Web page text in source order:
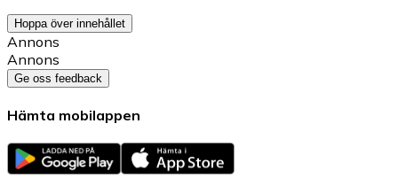
Hoppa över innehållet
Annons
Annons
Ge oss feedback
Hämta mobilappen